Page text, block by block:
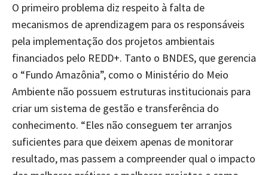
O primeiro problema diz respeito à falta de
mecanismos de aprendizagem para os responsáveis
pela implementação dos projetos ambientais
financiados pelo REDD+. Tanto o BNDES, que gerencia
o “Fundo Amazônia”, como o Ministério do Meio
Ambiente não possuem estruturas institucionais para
criar um sistema de gestão e transferência do
conhecimento. “Eles não conseguem ter arranjos
suficientes para que deixem apenas de monitorar
resultado, mas passem a compreender qual o impacto